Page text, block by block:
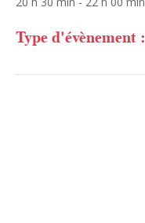
Type d'évènement :